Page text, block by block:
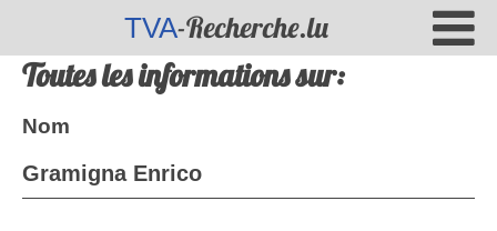
TVA-Recherche.lu
Toutes les informations sur:
Nom
Gramigna Enrico